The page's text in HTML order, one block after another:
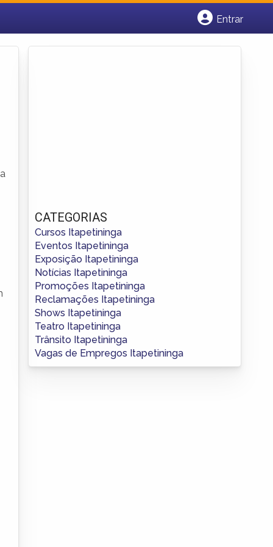
Entrar
CATEGORIAS
Cursos Itapetininga
Eventos Itapetininga
Exposição Itapetininga
Notícias Itapetininga
Promoções Itapetininga
Reclamações Itapetininga
Shows Itapetininga
Teatro Itapetininga
Trânsito Itapetininga
Vagas de Empregos Itapetininga